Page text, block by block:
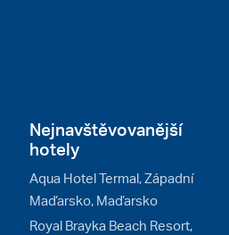
Nejnavštěvovanější
hotely
Aqua Hotel Termal, Západní
Maďarsko, Maďarsko
Royal Brayka Beach Resort,